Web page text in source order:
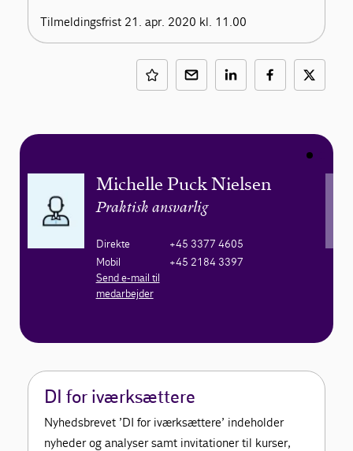
Tilmeldingsfrist 21. apr. 2020 kl. 11.00
Michelle Puck Nielsen
Praktisk ansvarlig
Direkte
+45 3377 4605
Mobil
+45 2184 3397
Send e-mail til
medarbejder
DI for iværksættere
Nyhedsbrevet ’DI for iværksættere’ indeholder
nyheder og analyser samt invitationer til kurser,